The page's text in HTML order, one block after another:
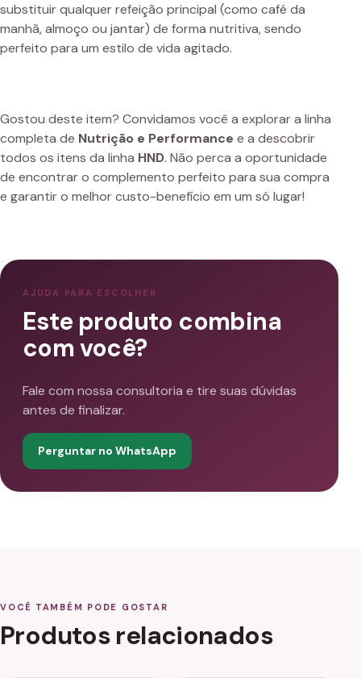
substituir qualquer refeição principal (como café da
manhã, almoço ou jantar) de forma nutritiva, sendo
perfeito para um estilo de vida agitado.
Gostou deste item? Convidamos você a explorar a linha
completa de Nutrição e Performance e a descobrir
todos os itens da linha HND. Não perca a oportunidade
de encontrar o complemento perfeito para sua compra
e garantir o melhor custo-benefício em um só lugar!
AJUDA PARA ESCOLHER
Este produto combina
com você?
Fale com nossa consultoria e tire suas dúvidas
antes de finalizar.
Perguntar no WhatsApp
VOCÊ TAMBÉM PODE GOSTAR
Produtos relacionados